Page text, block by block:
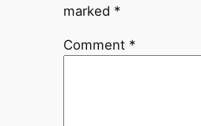
marked *
Comment *